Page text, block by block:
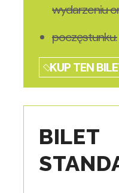
wydarzeniu
poczęstunku.
KUP TEN
BILET